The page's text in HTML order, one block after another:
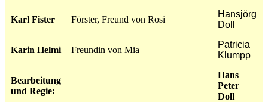
Karl Fister Förster, Freund von Rosi
Hansjörg
Doll
Karin Helmi Freundin von Mia
Patricia
Klumpp
Bearbeitung
und Regie:
Hans
Peter
Doll